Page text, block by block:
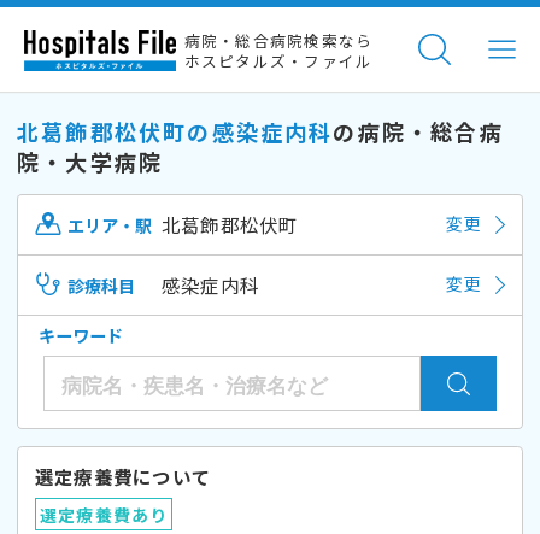
病院・総合病院検索なら
ホスピタルズ・ファイル
北葛飾郡松伏町の感染症内科の病院・総合病
院・大学病院
エリア・駅 北葛飾郡松伏町 変更
診療科目 感染症内科 変更
キーワード
選定療養費について
選定療養費あり